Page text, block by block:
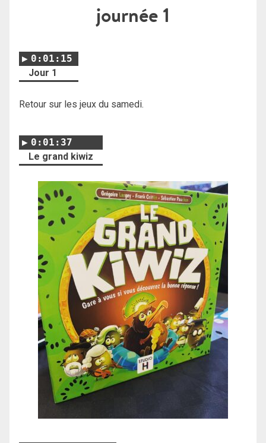
journée 1
0:01:15
Jour 1
Retour sur les jeux du samedi.
0:01:37
Le grand kiwiz